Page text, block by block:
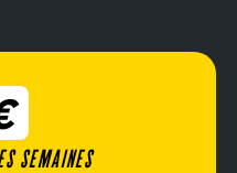
wall balls, sled
Idéal pour
force et ta condition
SEMAINES